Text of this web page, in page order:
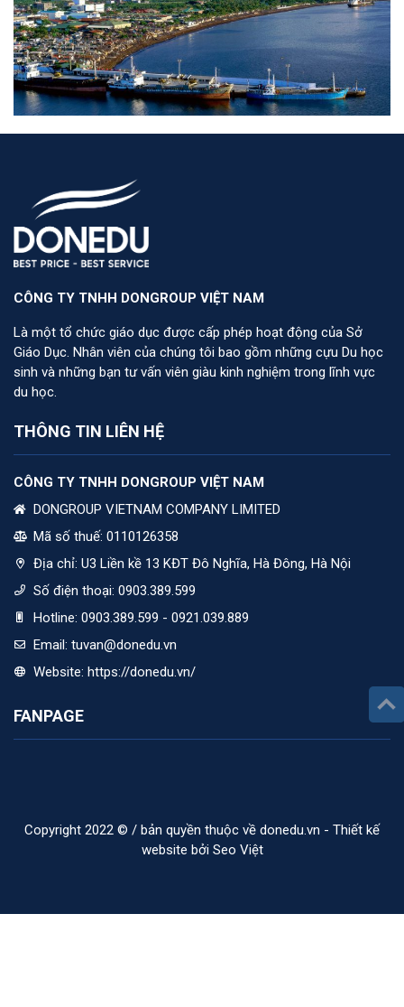
CÔNG TY TNHH DONGROUP VIỆT NAM
Là một tổ chức giáo dục được cấp phép hoạt động của Sở
Giáo Dục. Nhân viên của chúng tôi bao gồm những cựu Du học
sinh và những bạn tư vấn viên giàu kinh nghiệm trong lĩnh vực
du học.
THÔNG TIN LIÊN HỆ
CÔNG TY TNHH DONGROUP VIỆT NAM
DONGROUP VIETNAM COMPANY LIMITED
Mã số thuế: 0110126358
Địa chỉ: U3 Liền kề 13 KĐT Đô Nghĩa, Hà Đông, Hà Nội
Số điện thoại: 0903.389.599
Hotline: 0903.389.599 - 0921.039.889
Email: tuvan@donedu.vn
Website: https://donedu.vn/
FANPAGE
Copyright 2022 © / bản quyền thuộc về donedu.vn - Thiết kế
website bởi Seo Việt